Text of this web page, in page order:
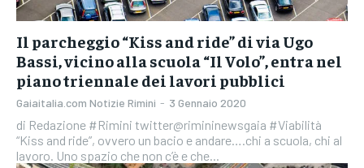
Il parcheggio “Kiss and ride” di via Ugo
Bassi, vicino alla scuola “Il Volo”, entra nel
piano triennale dei lavori pubblici
Gaiaitalia.com Notizie Rimini - 3 Gennaio 2020
di Redazione #Rimini twitter@rimininewsgaia #Viabilità
“Kiss and ride”, ovvero un bacio e andare….chi a scuola, chi al
lavoro. Uno spazio che non c’è e che...